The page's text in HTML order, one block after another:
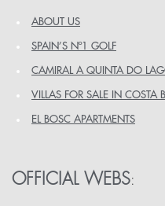
ABOUT US
SPAIN’S Nº1 GOLF
CAMIRAL A QUINTA DO
VILLAS FOR SALE IN COSTA
EL BOSC APARTMENTS
OFFICIAL WEBS: